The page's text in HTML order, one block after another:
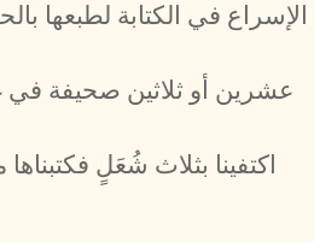
الإسراع في الكتابة لطبعها
عشرين أو ثلاثين صحيفة
اكتفينا بثلاث شُعَلٍ